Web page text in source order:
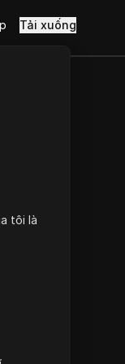
tôi là
Tải xuống